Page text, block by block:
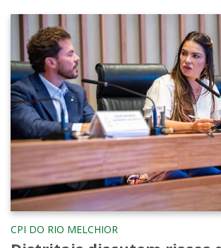
CPI DO RIO MELCHIOR